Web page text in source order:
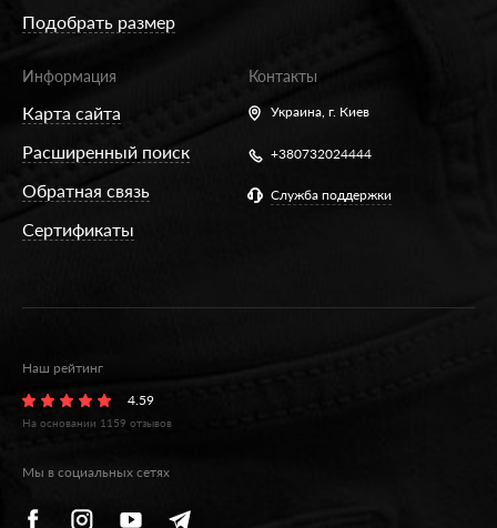
Подобрать размер
Информация
Карта сайта
Расширенный поиск
Обратная связь
Сертификаты
Контакты
Украина, г. Киев
+380732024444
Служба поддержки
Наш рейтинг
4.59
На основании 1159 отзывов
Мы в социальных сетях